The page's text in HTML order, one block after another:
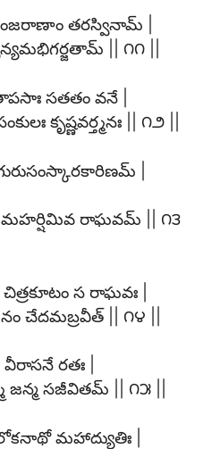
తరస్వినామ్ |
|| ౧౧ ||
సతతం వనే |
కృష్ణవర్త్మనః || ౧౨ ||
|
మహర్షిమివ రాఘవమ్ || ౧౩
స రాఘవః |
చేదమబ్రవీత్ || ౧౪ ||
రతః |
జన్మ సజీవితమ్ || ౧౫ ||
మహాద్యుతిః |